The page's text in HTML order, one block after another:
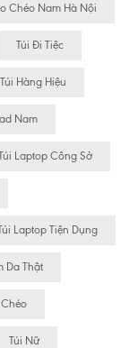
Chéo Nam Hà Nội
Túi Đi Tiệc
Túi Hàng Hiệu
Nam
Laptop Công Sở
Laptop Tiện Dụng
Da Thật
Túi Nữ